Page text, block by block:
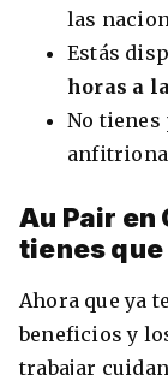
las
Estás
horas a
No
Au Pair en
tienes que
Ahora que ya
beneficios y
trabajar